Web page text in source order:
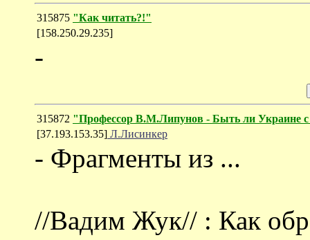
315875 "Как читать?!"
[158.250.29.235]
-
315872 "Профессор В.М.Липунов - Быть ли Украине с
[37.193.153.35] Л.Лисинкер
- Фрагменты из ...
//Вадим Жук// : Как